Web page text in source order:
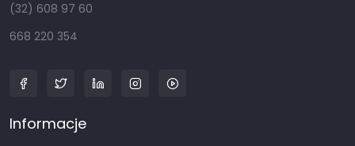
(32) 608 97 60
668 220 354
Informacje